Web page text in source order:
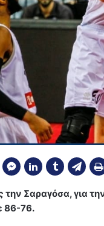
Σαραγόσα, για
86-76.